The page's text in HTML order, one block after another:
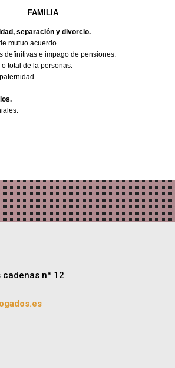
FAMILIA
separación y divorcio.
mutuo acuerdo.
definitivas e impago de pensiones.
total de la personas.
nª 12